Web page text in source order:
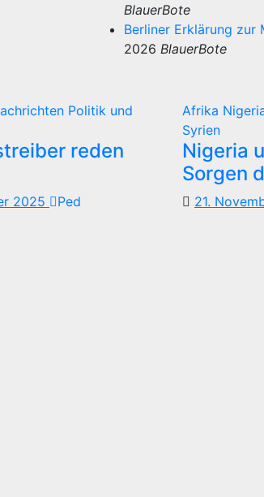
BlauerBote
Berliner Erklärung zur
2026 BlauerBote
Politik und
reden
2025 Ped
Afrika
Syrien
Nigeria
Sorgen
21.